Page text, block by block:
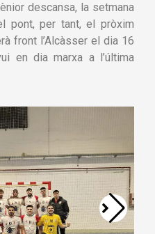
descansa, la setmana
pont, per tant, el pròxim
front l’Alcàsser el dia 16
en dia marxa a l’última